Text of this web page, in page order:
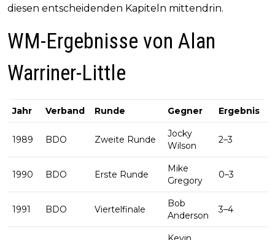
diesen entscheidenden Kapiteln mittendrin.
WM-Ergebnisse von Alan
Warriner-Little
Jahr Verband Runde Gegner Ergebnis
1989 BDO Zweite Runde
Jocky
Wilson
2–3
1990 BDO Erste Runde
Mike
Gregory
0–3
1991 BDO Viertelfinale
Bob
Anderson
3–4